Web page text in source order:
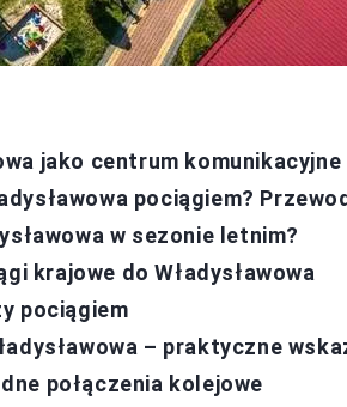
jako centrum komunikacyjne
pociągiem?
w sezonie letnim?
krajowe do Władysławowa
pociągiem
– praktyczne
połączenia kolejowe